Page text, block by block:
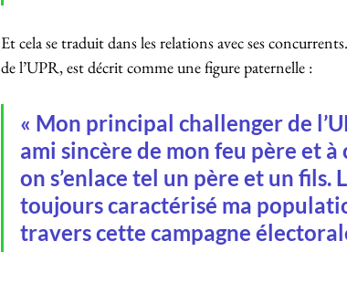
Et cela se traduit dans les relations avec ses
de l’UPR, est décrit comme une figure paternelle :
« Mon principal challenger de
ami sincère de mon feu père et à
on s’enlace tel un père et un
toujours caractérisé ma
travers cette campagne